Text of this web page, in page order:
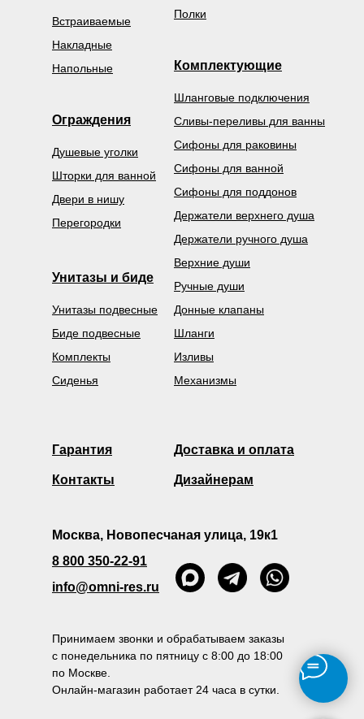
Полки
Верхние души
Ручные души
Сифоны для поддонов
Держатели верхнего душа
Держатели ручного душа
Механизмы
Донные клапаны
Шланги
Изливы
Сливы-переливы для ванны
Сифоны для ванной
Шланговые подключения
Сифоны для раковины
Унитазы и биде
Унитазы подвесные
Биде подвесные
Комплекты
Встраиваемые
Накладные
Напольные
Принимаем звонки и обрабатываем заказы
с понедельника по пятницу с 8:00 до 18:00
по Москве.
Онлайн-магазин работает 24 часа в сутки.
Ограждения
Душевые уголки
Шторки для ванной
Двери в нишу
Перегородки
Комплектующие
Дизайнерам
Доставка и оплата
Москва, Новопесчаная улица, 19к1
8 800 350-22-91
info@omni-res.ru
Гарантия
Контакты
Сиденья